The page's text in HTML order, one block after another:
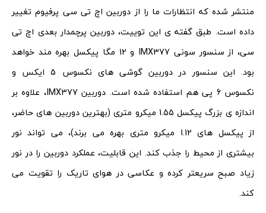
منتشر شده که انتظارات ما را از دوربین اچ تی سی پرفیوم تغییر
داده است. طبق گفته ی این توییت، دوربین پرچمدار بعدی اچ تی
سی، از سنسور سونی IMX377 و 12 مگا پیکسل بهره مند خواهد
بود. این سنسور در دوربین گوشی های نکسوس 5 ایکس و
نکسوس 6 پی هم استفاده شده است. دوربین IMX377، علاوه بر
اندازه ی بزرگ پیکسل 1.55 میکرو متری (بهترین دوربین های حاضر،
از پیکسل های 1.12 میکرو متری بهره می برند)، می تواند نور
بیشتری از محیط را جذب کند. این قابلیت، عملکرد دوربین را در نور
زیاد صبح سریعتر کرده و عکاسی در هوای تاریک را تقویت می
کند.